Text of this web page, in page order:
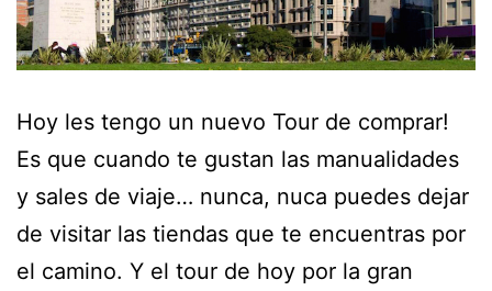
Hoy les tengo un nuevo Tour de comprar!
Es que cuando te gustan las manualidades
y sales de viaje… nunca, nuca puedes dejar
de visitar las tiendas que te encuentras por
el camino. Y el tour de hoy por la gran